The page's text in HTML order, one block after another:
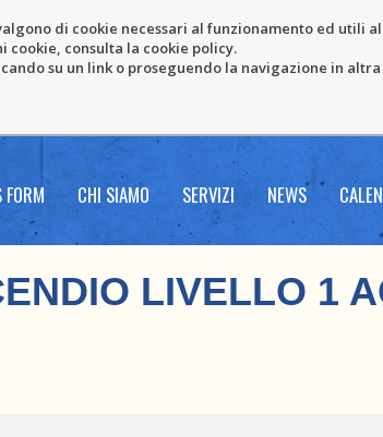
di cookie necessari al funzionamento ed utili
cookie, consulta la cookie policy.
su un link o proseguendo la navigazione in
FORM CHI SIAMO SERVIZI NEWS
LIVELLO 1